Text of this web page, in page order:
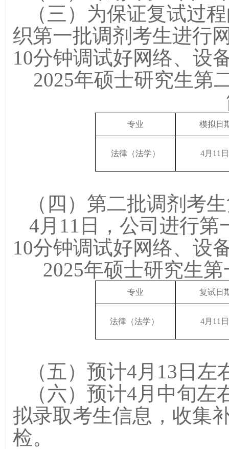
（三）为保证复试过
织第一批调剂考生进行
10分钟调试好网络、设
2025年硕士研究生第
专业 模拟日
法律（法学） 4月 11日
（四）第二批调剂考
4月 11 日，公司进行
10分钟调试好网络、设
2025年硕士研究生
专业 复试日
法律（法学） 4月 1 1
（五）预计4月 13 日左
（六）预计4月中旬左
拟录取考生信息，收集
检。